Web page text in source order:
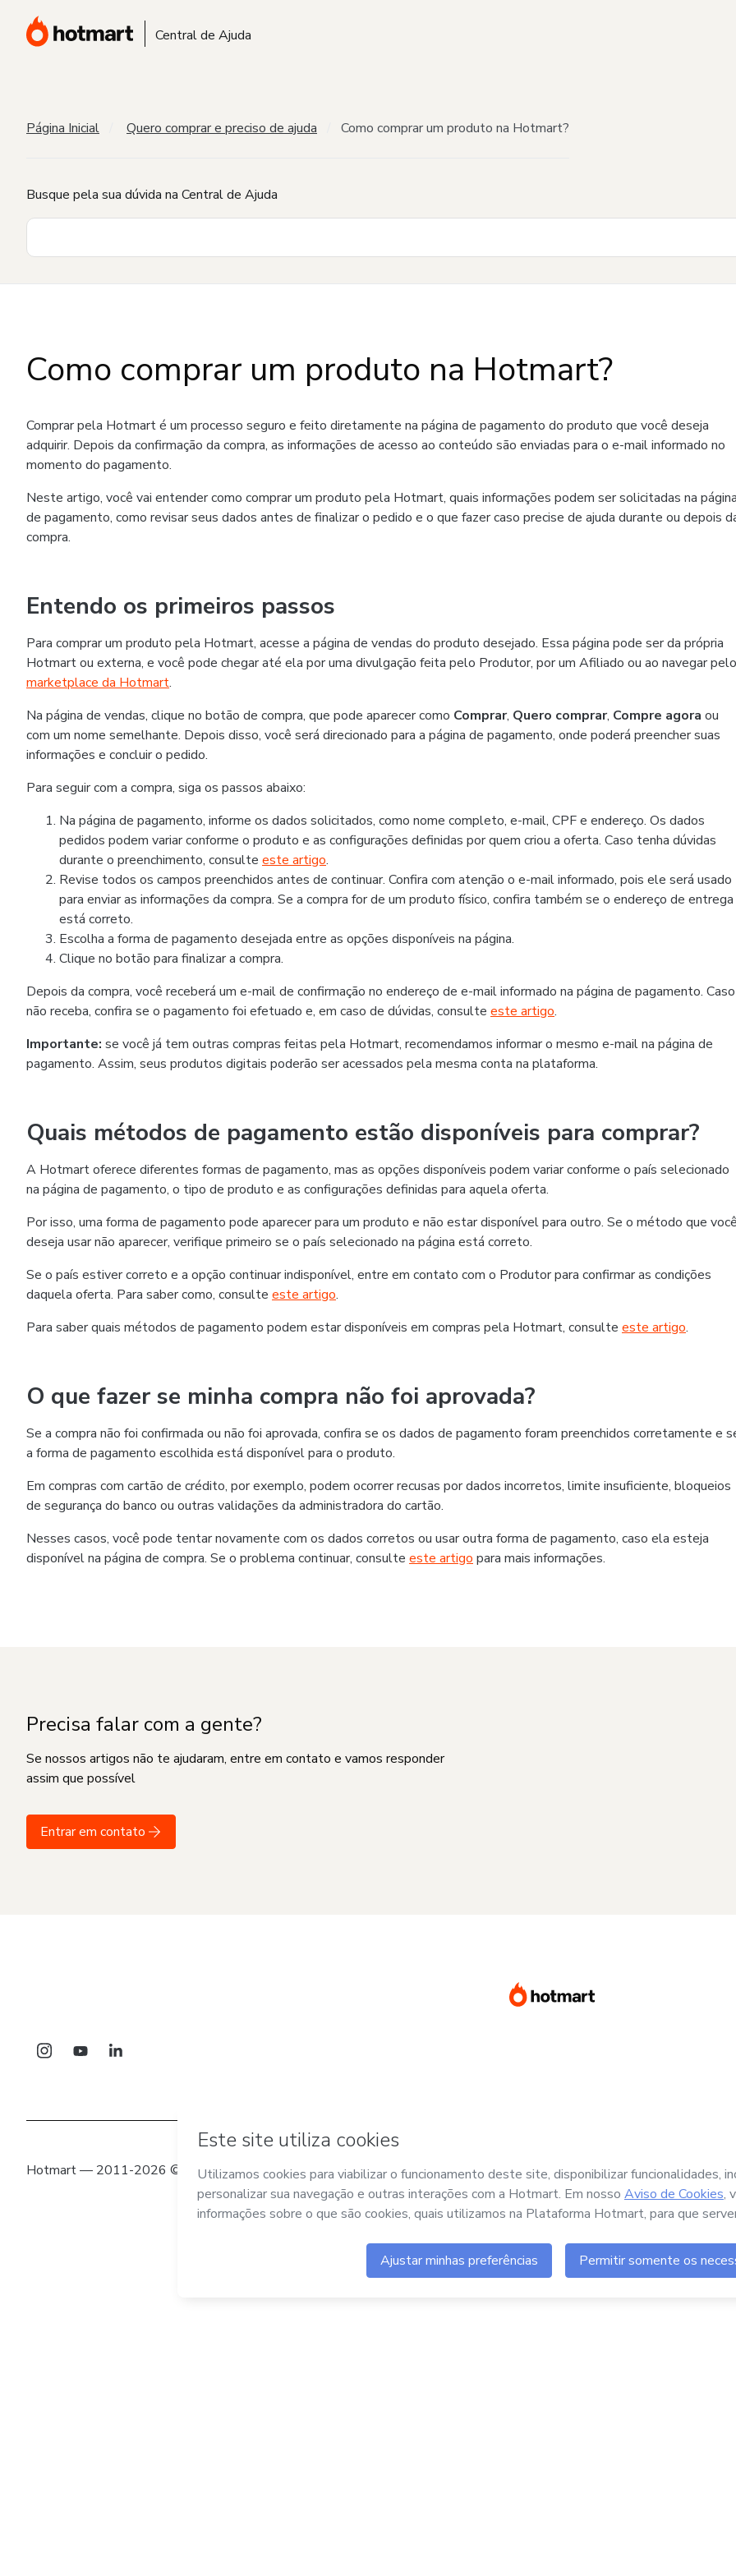
Central de Ajuda
Página Inicial Quero comprar e preciso de ajuda Como comprar um produto na Hotmart?
Busque pela sua dúvida na Central de Ajuda
Como comprar um produto na Hotmart?
Comprar pela Hotmart é um processo seguro e feito diretamente na página de pagamento do produto que você deseja
adquirir. Depois da confirmação da compra, as informações de acesso ao conteúdo são enviadas para o e-mail informado no
momento do pagamento.
Neste artigo, você vai entender como comprar um produto pela Hotmart, quais informações podem ser solicitadas na
de pagamento, como revisar seus dados antes de finalizar o pedido e o que fazer caso precise de ajuda durante ou depois
compra.
Entendo os primeiros passos
Para comprar um produto pela Hotmart, acesse a página de vendas do produto desejado. Essa página pode ser da própria
Hotmart ou externa, e você pode chegar até ela por uma divulgação feita pelo Produtor, por um Afiliado ou ao navegar pelo
marketplace da Hotmart.
Na página de vendas, clique no botão de compra, que pode aparecer como Comprar, Quero comprar, Compre agora ou
com um nome semelhante. Depois disso, você será direcionado para a página de pagamento, onde poderá preencher suas
informações e concluir o pedido.
Para seguir com a compra, siga os passos abaixo:
Na página de pagamento, informe os dados solicitados, como nome completo, e-mail, CPF e endereço. Os dados
pedidos podem variar conforme o produto e as configurações definidas por quem criou a oferta. Caso tenha dúvidas
durante o preenchimento, consulte este artigo.
Revise todos os campos preenchidos antes de continuar. Confira com atenção o e-mail informado, pois ele será usado
para enviar as informações da compra. Se a compra for de um produto físico, confira também se o endereço de entrega
está correto.
Escolha a forma de pagamento desejada entre as opções disponíveis na página.
Clique no botão para finalizar a compra.
Depois da compra, você receberá um e-mail de confirmação no endereço de e-mail informado na página de pagamento. Caso
não receba, confira se o pagamento foi efetuado e, em caso de dúvidas, consulte este artigo.
Importante: se você já tem outras compras feitas pela Hotmart, recomendamos informar o mesmo e-mail na página de
pagamento. Assim, seus produtos digitais poderão ser acessados pela mesma conta na plataforma.
Quais métodos de pagamento estão disponíveis para comprar?
A Hotmart oferece diferentes formas de pagamento, mas as opções disponíveis podem variar conforme o país selecionado
na página de pagamento, o tipo de produto e as configurações definidas para aquela oferta.
Por isso, uma forma de pagamento pode aparecer para um produto e não estar disponível para outro. Se o método que
deseja usar não aparecer, verifique primeiro se o país selecionado na página está correto.
Se o país estiver correto e a opção continuar indisponível, entre em contato com o Produtor para confirmar as condições
daquela oferta. Para saber como, consulte este artigo.
Para saber quais métodos de pagamento podem estar disponíveis em compras pela Hotmart, consulte este artigo.
O que fazer se minha compra não foi aprovada?
Se a compra não foi confirmada ou não foi aprovada, confira se os dados de pagamento foram preenchidos corretamente e
a forma de pagamento escolhida está disponível para o produto.
Em compras com cartão de crédito, por exemplo, podem ocorrer recusas por dados incorretos, limite insuficiente, bloqueios
de segurança do banco ou outras validações da administradora do cartão.
Nesses casos, você pode tentar novamente com os dados corretos ou usar outra forma de pagamento, caso ela esteja
disponível na página de compra. Se o problema continuar, consulte este artigo para mais informações.
Precisa falar com a gente?
Se nossos artigos não te ajudaram, entre em contato e vamos responder
assim que possível
Entrar em contato
Hotmart — 2011-2026 © Todos os direitos reservados